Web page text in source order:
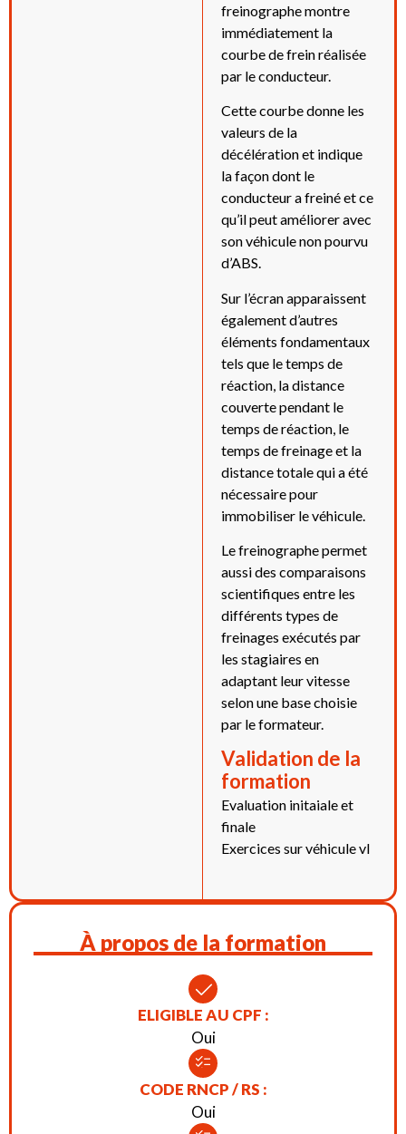
freinographe montre
immédiatement la
courbe de frein réalisée
par le conducteur.
Cette courbe donne les
valeurs de la
décélération et indique
la façon dont le
conducteur a freiné et ce
qu’il peut améliorer avec
son véhicule non pourvu
d’ABS.
Sur l’écran apparaissent
également d’autres
éléments fondamentaux
tels que le temps de
réaction, la distance
couverte pendant le
temps de réaction, le
temps de freinage et la
distance totale qui a été
nécessaire pour
immobiliser le véhicule.
Le freinographe permet
aussi des comparaisons
scientifiques entre les
différents types de
freinages exécutés par
les stagiaires en
adaptant leur vitesse
selon une base choisie
par le formateur.
Validation de la
formation
Evaluation initaiale et
finale
Exercices sur véhicule vl
À propos de la formation
ELIGIBLE AU CPF :
Oui
CODE RNCP / RS :
Oui